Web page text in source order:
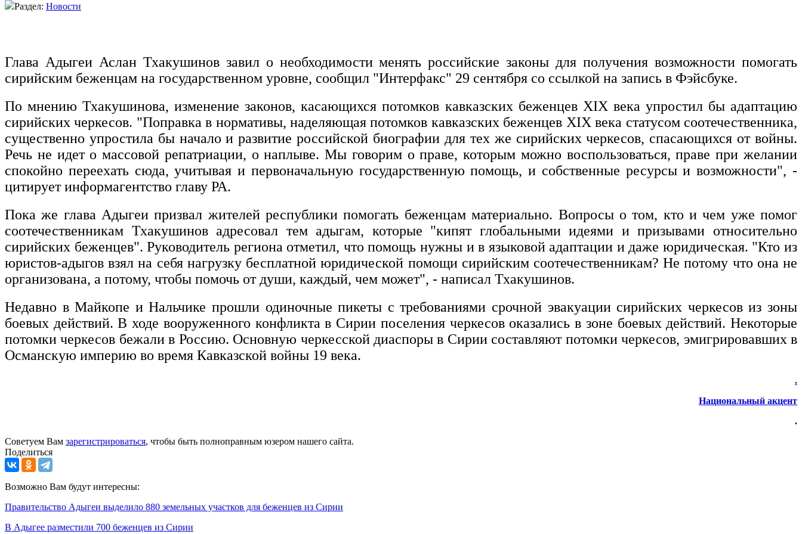
Раздел: Новости
Глава Адыгеи Аслан Тхакушинов завил о необходимости менять российские законы для получения возможности помогать
сирийским беженцам на государственном уровне, сообщил "Интерфакс" 29 сентября со ссылкой на запись в Фэйсбуке.
По мнению Тхакушинова, изменение законов, касающихся потомков кавказских беженцев XIX века упростил бы адаптацию
сирийских черкесов. "Поправка в нормативы, наделяющая потомков кавказских беженцев XIX века статусом соотечественника,
существенно упростила бы начало и развитие российской биографии для тех же сирийских черкесов, спасающихся от войны.
Речь не идет о массовой репатриации, о наплыве. Мы говорим о праве, которым можно воспользоваться, праве при желании
спокойно переехать сюда, учитывая и первоначальную государственную помощь, и собственные ресурсы и возможности", -
цитирует информагентство главу РА.
Пока же глава Адыгеи призвал жителей республики помогать беженцам материально. Вопросы о том, кто и чем уже помог
соотечественникам Тхакушинов адресовал тем адыгам, которые "кипят глобальными идеями и призывами относительно
сирийских беженцев". Руководитель региона отметил, что помощь нужны и в языковой адаптации и даже юридическая. "Кто из
юристов-адыгов взял на себя нагрузку бесплатной юридической помощи сирийским соотечественникам? Не потому что она не
организована, а потому, чтобы помочь от души, каждый, чем может", - написал Тхакушинов.
Недавно в Майкопе и Нальчике прошли одиночные пикеты с требованиями срочной эвакуации сирийских черкесов из зоны
боевых действий. В ходе вооруженного конфликта в Сирии поселения черкесов оказались в зоне боевых действий. Некоторые
потомки черкесов бежали в Россию. Основную черкесской диаспоры в Сирии составляют потомки черкесов, эмигрировавших в
Османскую империю во время Кавказской войны 19 века.
.
Национальный акцент
.
Советуем Вам зарегистрироваться, чтобы быть полноправным юзером нашего сайта.
Поделиться
Возможно Вам будут интересны:
Правительство Адыгеи выделило 880 земельных участков для беженцев из Сирии
В Адыгее разместили 700 беженцев из Сирии